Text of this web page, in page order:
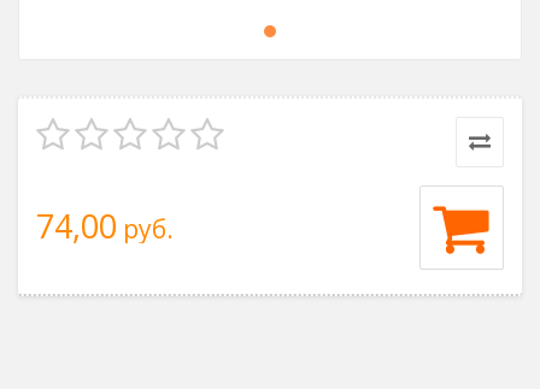
74,00 руб.